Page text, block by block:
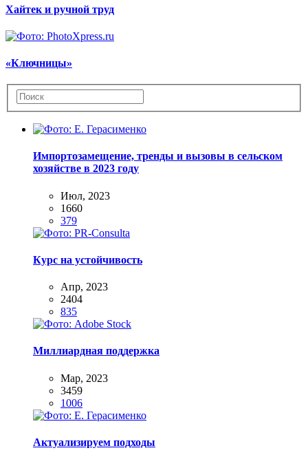
Хайтек и ручной труд
«Ключницы»
Импортозамещение, тренды и вызовы в сельском
хозяйстве в 2023 году
Июл, 2023
1660
379
Курс на устойчивость
Апр, 2023
2404
835
Миллиардная поддержка
Мар, 2023
3459
1006
Актуализируем подходы